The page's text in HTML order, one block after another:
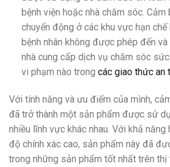
bệnh viện hoặc nhà chăm sóc. Cảm
chuyển động ở các khu vực hạn
bệnh nhân không được phép đến
nhà cung cấp dịch vụ chăm sóc
vi phạm nào trong các giao thức an
Với tính năng và ưu điểm của mình,
đã trở thành một sản phẩm được sử
nhiều lĩnh vực khác nhau. Với khả
độ chính xác cao, sản phẩm này đã
trong những sản phẩm tốt nhất trên